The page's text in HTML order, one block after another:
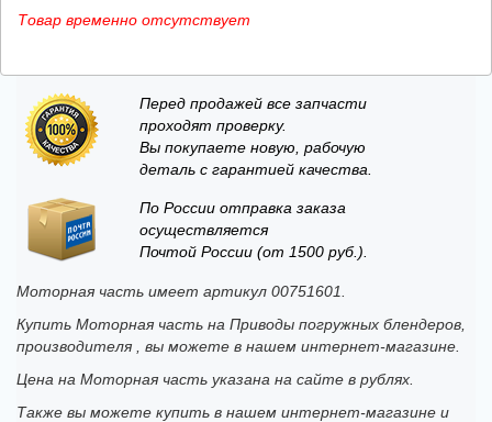
Товар временно отсутствует
Перед продажей все запчасти
проходят проверку.
Вы покупаете новую, рабочую
деталь с гарантией качества.
По России отправка заказа
осуществляется
Почтой России (от 1500 руб.).
Моторная часть имеет артикул 00751601.
Купить Моторная часть на Приводы погружных блендеров,
производителя , вы можете в нашем интернет-магазине.
Цена на Моторная часть указана на сайте в рублях.
Также вы можете купить в нашем интернет-магазине и